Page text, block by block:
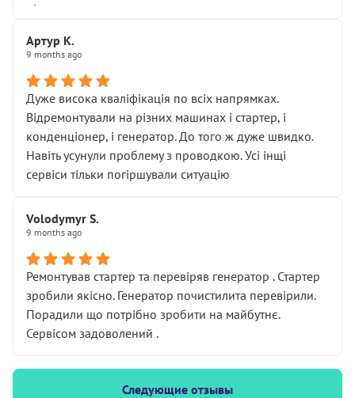
підсумку.
Артур К.
9 months ago
Дуже висока кваліфікація по всіх напрямках.
Відремонтували на різних машинах і стартер, і
конденціонер, і генератор. До того ж дуже швидко.
Навіть усунули проблему з проводкою. Усі інщі
сервіси тільки погіршували ситуацію
Volodymyr S.
9 months ago
Ремонтував стартер та перевіряв генератор . Стартер
зробили якісно. Генератор почистилита перевірили.
Порадили що потрібно зробити на майбутнє.
Сервісом задоволений .
Следующие отзывы